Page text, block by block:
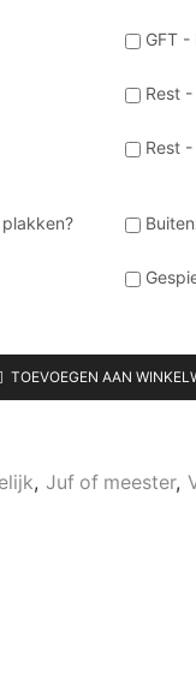
GFT
Rest
Rest
TOEVOEGEN AAN
, Juf of meester,